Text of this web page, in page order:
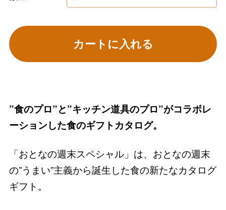
カートに入れる
”食のプロ”と”キッチン道具のプロ”がコラボレ
ーションした食のギフトカタログ。
「おとなの週末スペシャル」は、おとなの週末
の”うまい”主義から誕生した食の新たなカタログ
ギフト。